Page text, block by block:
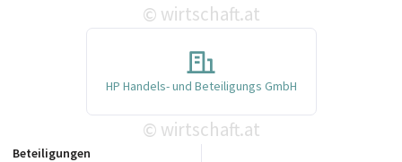
© wirtschaft.at
HP Handels- und Beteiligungs GmbH
© wirtschaft.at
Beteiligungen